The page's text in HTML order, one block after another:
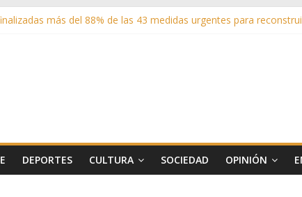
más del 88% de las 43 medidas urgentes para
2026-2027 del Aula de Humanidades
DEPORTES CULTURA SOCIEDAD OPINIÓN